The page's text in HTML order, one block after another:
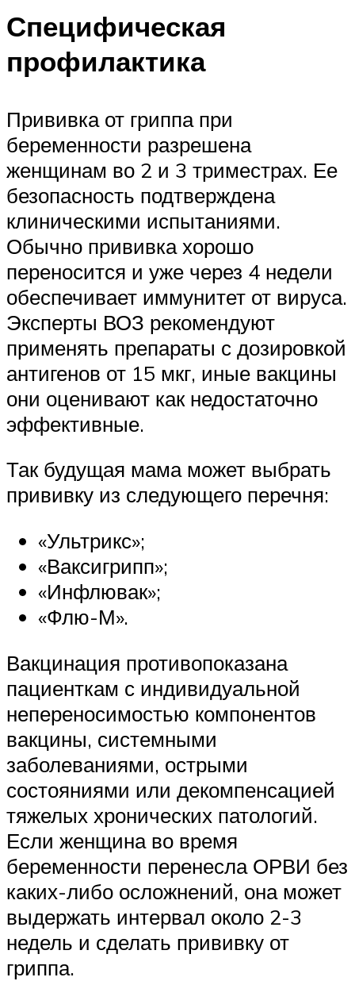
Специфическая
профилактика
Прививка от гриппа при
беременности разрешена
женщинам во 2 и 3 триместрах. Ее
безопасность подтверждена
клиническими испытаниями.
Обычно прививка хорошо
переносится и уже через 4 недели
обеспечивает иммунитет от вируса.
Эксперты ВОЗ рекомендуют
применять препараты с дозировкой
антигенов от 15 мкг, иные вакцины
они оценивают как недостаточно
эффективные.
Так будущая мама может выбрать
прививку из следующего перечня:
«Ультрикс»;
«Ваксигрипп»;
«Инфлювак»;
«Флю-М».
Вакцинация противопоказана
пациенткам с индивидуальной
непереносимостью компонентов
вакцины, системными
заболеваниями, острыми
состояниями или декомпенсацией
тяжелых хронических патологий.
Если женщина во время
беременности перенесла ОРВИ без
каких-либо осложнений, она может
выдержать интервал около 2-3
недель и сделать прививку от
гриппа.